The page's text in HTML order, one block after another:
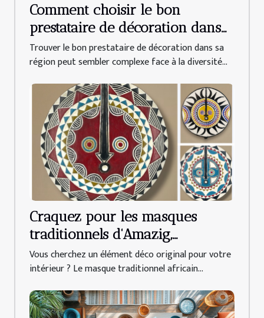
Comment choisir le bon
prestataire de décoration dans
votre région ?
Trouver le bon prestataire de décoration dans sa
région peut sembler complexe face à la diversité...
Craquez pour les masques
traditionnels d'Amazig,
référence de la déco africaine
Vous cherchez un élément déco original pour votre
intérieur ? Le masque traditionnel africain...